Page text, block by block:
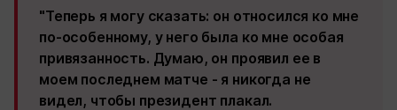
"Теперь я могу сказать: он относился ко мне
по-особенному, у него была ко мне особая
привязанность. Думаю, он проявил ее в
моем последнем матче - я никогда не
видел, чтобы президент плакал.